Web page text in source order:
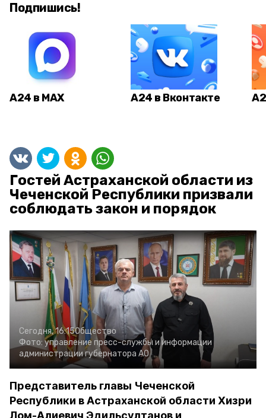
Подпишись!
А24 в MAX А24 в Вконтакте
Гостей Астраханской области из
Чеченской Республики призвали
соблюдать закон и порядок
Сегодня, 16:15Общество
Фото: управление пресс-службы и информации
администрации губернатора АО
Представитель главы Чеченской
Республики в Астраханской области Хизри
Лом-Алиевич Эдильсултанов и